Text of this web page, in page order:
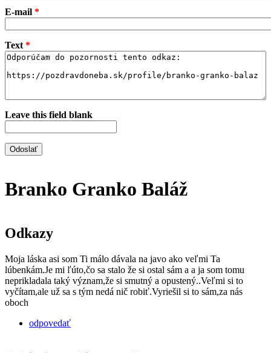
E-mail *
Text *
Leave this field blank
Branko Granko Baláž
Odkazy
Moja láska asi som Ti málo dávala na javo ako veľmi Ta
lúbenkám.Je mi ľúto,čo sa stalo že si ostal sám a a ja som tomu
neprikladala taký význam,že si smutný a opustený..Veľmi si to
vyčítam,ale už sa s tým nedá nič robiť.Vyriešil si to sám,za nás
oboch
odpovedať